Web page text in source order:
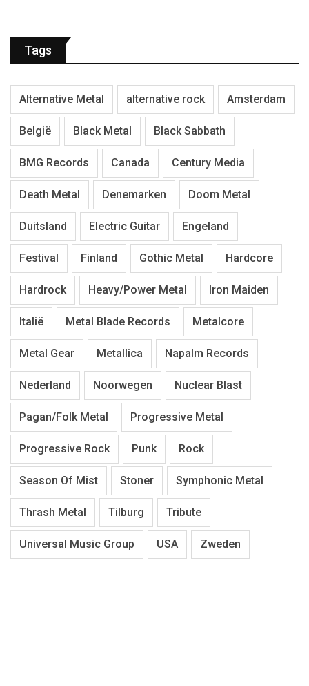
Tags
Alternative Metal alternative rock Amsterdam
België Black Metal Black Sabbath
BMG Records Canada Century Media
Death Metal Denemarken Doom Metal
Duitsland Electric Guitar Engeland
Festival Finland Gothic Metal Hardcore
Hardrock Heavy/Power Metal Iron Maiden
Italië Metal Blade Records Metalcore
Metal Gear Metallica Napalm Records
Nederland Noorwegen Nuclear Blast
Pagan/Folk Metal Progressive Metal
Progressive Rock Punk Rock
Season Of Mist Stoner Symphonic Metal
Thrash Metal Tilburg Tribute
Universal Music Group USA Zweden